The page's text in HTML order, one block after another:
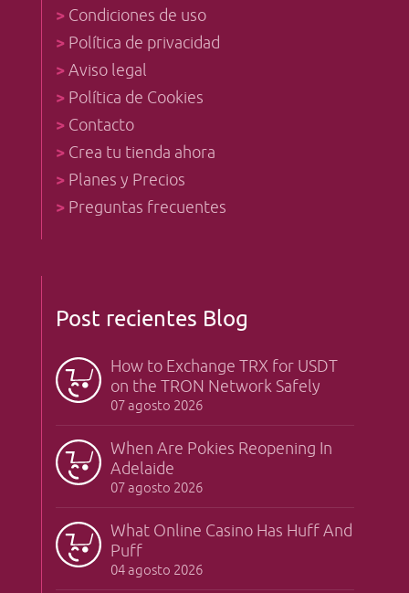
> Condiciones de uso
> Política de privacidad
>Aviso legal
> Política de Cookies
> Contacto
> Crea tu tienda ahora
> Planes y Precios
> Preguntas frecuentes
Post recientes Blog
How to Exchange TRX for USDT
on the TRON Network Safely
07 agosto 2026
When Are Pokies Reopening In
Adelaide
07 agosto 2026
What Online Casino Has Huff And
Puff
04 agosto 2026